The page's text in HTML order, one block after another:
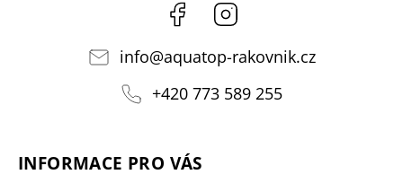
Facebook
info@aquatop-rakovnik.cz
+420 773 589 255
INFORMACE PRO VÁS